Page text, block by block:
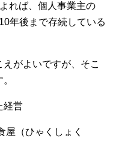
れば、個人事業主の
年後まで存続している
えがよいですが、そこ
経営
屋（ひゃくしょく